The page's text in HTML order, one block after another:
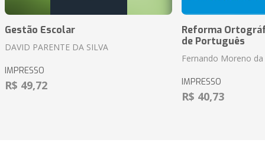
Gestão Escolar
DAVID PARENTE DA SILVA
IMPRESSO
R$ 49,72
Reforma
de Português
Fernando Moreno da
IMPRESSO
R$ 40,73